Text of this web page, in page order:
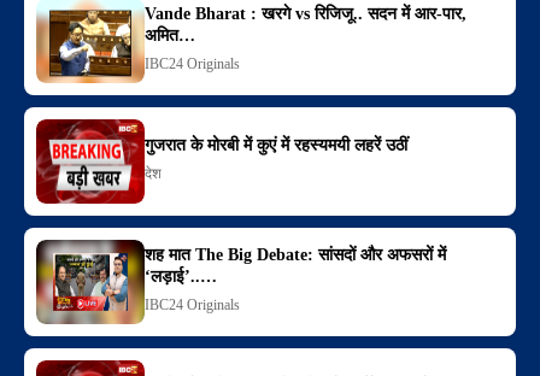
Vande Bharat : खरगे vs रिजिजू.. सदन में आर-पार,
अमित…
IBC24 Originals
गुजरात के मोरबी में कुएं में रहस्यमयी लहरें उठीं
देश
शह मात The Big Debate: सांसदों और अफसरों में
‘लड़ाई’..…
IBC24 Originals